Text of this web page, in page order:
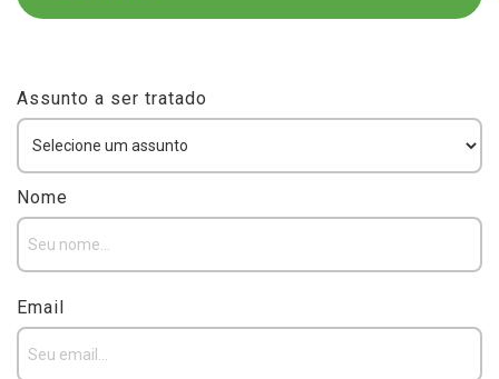
Assunto a ser tratado
Nome
Email